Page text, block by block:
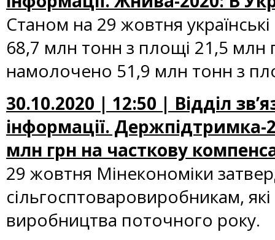
Станом на 29 жовтня
68,7 млн тонн з площі 21,5 млн
намолочено 51,9 млн тонн з
30.10.2020 | 12:50 | Відділ
інформації. Держпідтримка-
млн грн на часткову
29 жовтня Мінекономіки
сільгосптоваровиробникам,
виробництва поточного року.